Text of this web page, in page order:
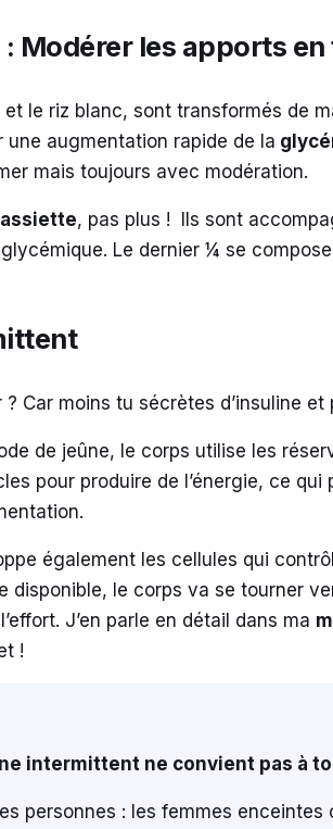
: Modérer les apports
le riz blanc, sont transformés de
augmentation rapide de la
mais toujours avec modération.
, pas plus ! Ils sont
Le dernier ¼ se
? Car moins tu sécrètes d’insuline
de jeûne, le corps utilise les
pour produire de l’énergie, ce
également les cellules qui
disponible, le corps va se tourner
J’en parle en détail dans ma
!
intermittent ne convient pas à
personnes : les femmes